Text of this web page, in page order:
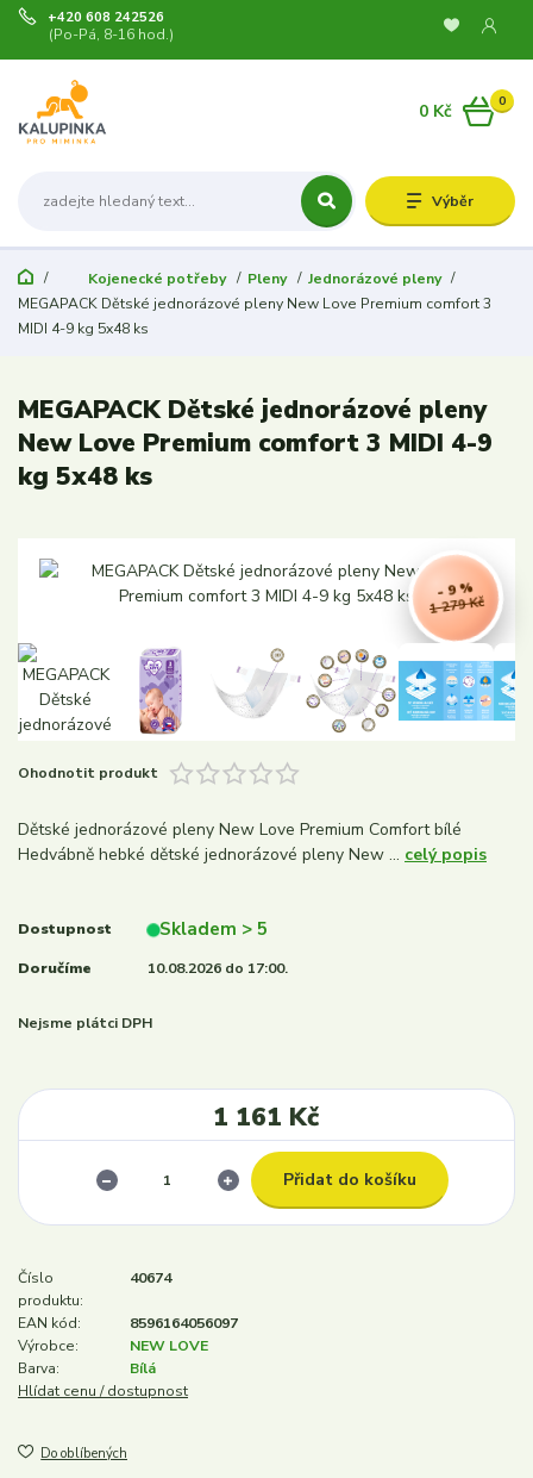
Výběr
+420 608 242526
(Po-Pá, 8-16 hod.)
0
0 Kč
Kojenecké potřeby Pleny
Jednorázové pleny
MEGAPACK Dětské jednorázové pleny New Love Premium comfort 3
MIDI 4-9 kg 5x48 ks
MEGAPACK Dětské jednorázové pleny
New Love Premium comfort 3 MIDI 4-9
kg 5x48 ks
1 279 Kč
- 9 %
Ohodnotit produkt
Dětské jednorázové pleny New Love Premium Comfort bílé
Hedvábně hebké dětské jednorázové pleny New ... celý popis
Dostupnost Skladem > 5
Doručíme 10.08.2026 do 17:00.
Nejsme plátci DPH
1 161 Kč
Přidat do košíku
Číslo
produktu:
40674
EAN kód:
8596164056097
Výrobce:
NEW LOVE
Barva:
Bílá
Hlídat cenu / dostupnost
Do oblíbených